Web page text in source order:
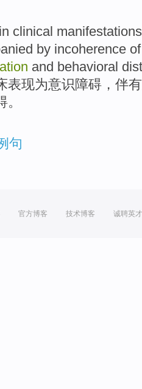
clinical manifestations
by incoherence
and behavioral
表现为意识障碍 ， 伴有
。
句
官方博客 技术博客 诚聘英才